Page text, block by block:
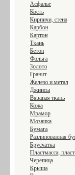
Асфальт
Кость
Кирпичи, стена
Карбон
Картон
Ткань
Бетон
Фольга
Золото
Гранит
Железо и метал
Джинсы
Вязаная ткань
Кожа
Мрамор
Мозаика
Бумага
Разлинованная
Брусчатка
Пластмасса,
Черепица
Крыша